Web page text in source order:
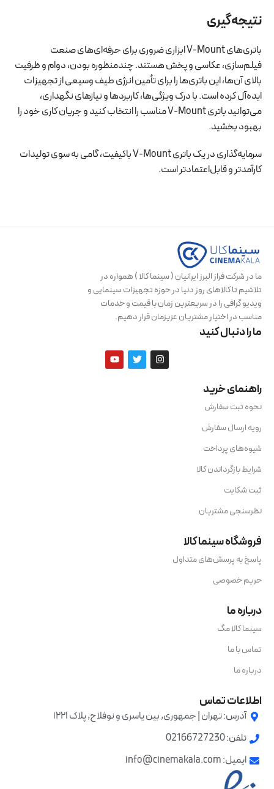
نتیجه‌گیری
باتری‌های V-Mount ابزاری ضروری برای حرفه‌ای‌های صنعت
فیلم‌سازی، عکاسی و پخش هستند. چندمنظوره بودن، دوام و ظرفیت
بالای آن‌ها، این باتری‌ها را برای تأمین انرژی طیف وسیعی از تجهیزات
ایده‌آل کرده است. با درک ویژگی‌ها، کاربردها و نیازهای نگهداری،
می‌توانید باتری V-Mount مناسب را انتخاب کنید و جریان کاری خود را
بهبود بخشید.
سرمایه‌گذاری در یک باتری V-Mount باکیفیت، گامی به سوی تولیدات
کارآمدتر و قابل‌اعتمادتر است.
ما در شرکت فراز البرز ایرانیان ( سینما کالا ) همواره در
تلاشیم تا کالاهای روز دنیا در حوزه تجهیزات سینمایی و
ویدیو گرافی را در سریعترین زمان با قیمت و خدمات
مناسب در اختیار مشتریان عزیزمان قرار دهیم.
ما را دنبال کنید
راهنمای خرید
نحوه ثبت سفارش
رویه ارسال سفارش
شیوه‌های پرداخت
شرایط بازگرداندن کالا
ثبت شکایت
نظرسنجی مشتریان
فروشگاه سینما کالا
پاسخ به پرسش‌های متداول
حریم خصوصی
درباره ما
سینما کالا مگ
تماس با ما
درباره ما
اطلاعات تماس
آدرس: تهران | جمهوری, بین یاسری و نوفلاح, پلاک ۱۲۲۱
تلفن: 02166727230
ایمیل: info@cinemakala.com